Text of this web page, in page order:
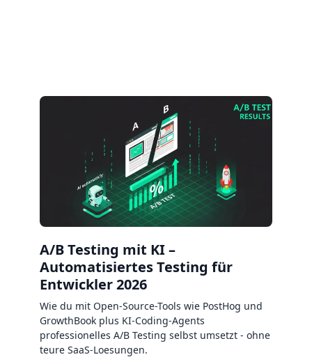
A/B Testing mit KI –
Automatisiertes Testing für
Entwickler 2026
Wie du mit Open-Source-Tools wie PostHog und
GrowthBook plus KI-Coding-Agents
professionelles A/B Testing selbst umsetzt - ohne
teure SaaS-Loesungen.